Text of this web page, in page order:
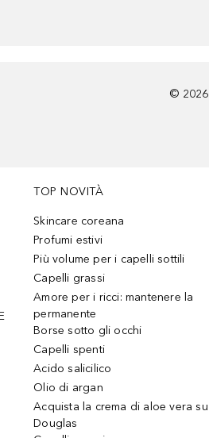
© 2026
TOP NOVITÀ
Skincare coreana
Profumi estivi
Più volume per i capelli sottili
Capelli grassi
Amore per i ricci: mantenere la
permanente
Borse sotto gli occhi
Capelli spenti
Acido salicilico
Olio di argan
Acquista la crema di aloe vera su
Douglas